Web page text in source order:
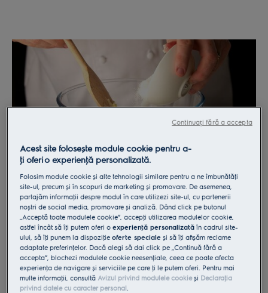
cu ajutorul robotului AsisstentPro sau manual. Se
adauga vanilia, coaja de lamaie si untul si se
amesteca. Se adauga faina putin cate putin, urmand
apoi branza ricotta si frunzele de rozmarin, pana
cand se obtine un aluat neted.
Acest site folosește module cookie pentru a-
ţi oferi o experienţă personalizată.
Folosim module cookie și alte tehnologii similare pentru a ne îmbunătăţi
site-ul, precum și în scopuri de marketing și promovare. De asemenea,
partajăm informaţii despre modul în care utilizezi site-ul, cu partenerii
noștri de social media, promovare și analiză. Dând click pe butonul
„Acceptă toate modulele cookie”, accepţi utilizarea modulelor cookie,
astfel încât să îţi putem oferi oexperienţă personalizată în cadrul site-
ului, să îţi punem la dispoziţieoferte speciale și să îţi afișăm reclame
adaptate preferinţelor. Dacă alegi să dai click pe „Continuă fără a
accepta”, blochezi modulele cookie neesenţiale, ceea ce poate afecta
experienţa de navigare și serviciile pe care ţi le putem oferi. Pentru mai
multe informaţii, consultă Avizul privind modulele cookieși Declaraţia
privind datele cu caracter personal.
Continuați fără a accepta